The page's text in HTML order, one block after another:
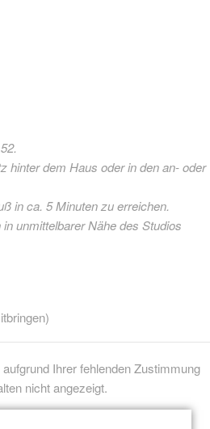
hinter dem Haus oder in den an- oder
in ca. 5 Minuten zu erreichen.
unmittelbarer Nähe des Studios
Ihrer fehlenden Zustimmung
nicht angezeigt.